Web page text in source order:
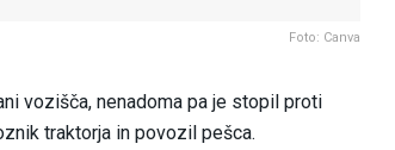
Foto: Canva
vozišča, nenadoma pa je stopil proti
traktorja in povozil pešca.